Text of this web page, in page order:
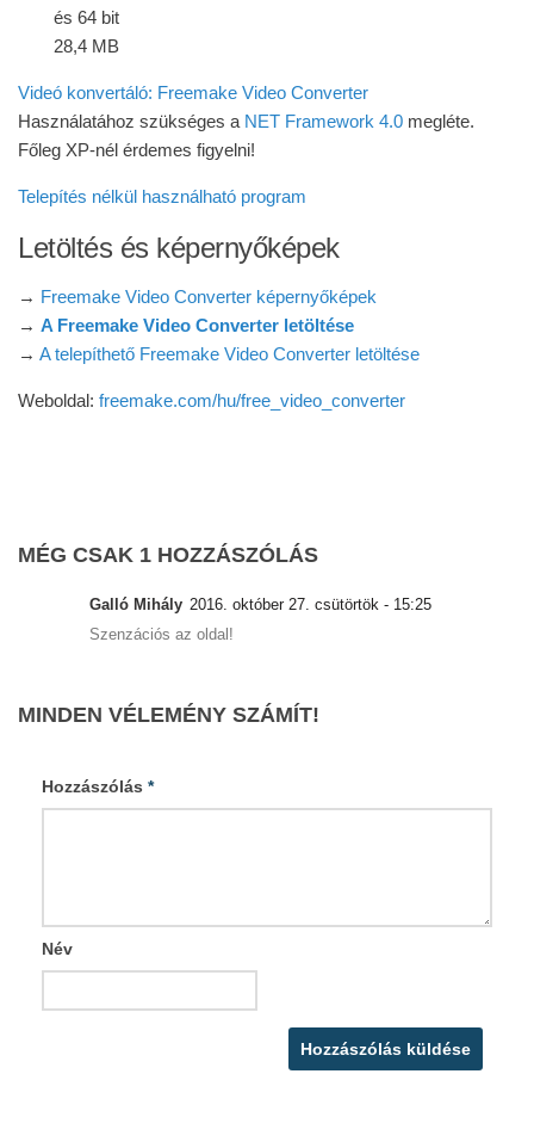
és 64 bit
28,4 MB
Videó konvertáló: Freemake Video Converter
Használatához szükséges a NET Framework 4.0 megléte.
Főleg XP-nél érdemes figyelni!
Telepítés nélkül használható program
Letöltés és képernyőképek
→ Freemake Video Converter képernyőképek
→ A Freemake Video Converter letöltése
→ A telepíthető Freemake Video Converter letöltése
Weboldal: freemake.com/hu/free_video_converter
MÉG CSAK 1 HOZZÁSZÓLÁS
Galló Mihály 2016. október 27. csütörtök - 15:25
Szenzációs az oldal!
MINDEN VÉLEMÉNY SZÁMÍT!
Hozzászólás *
Név